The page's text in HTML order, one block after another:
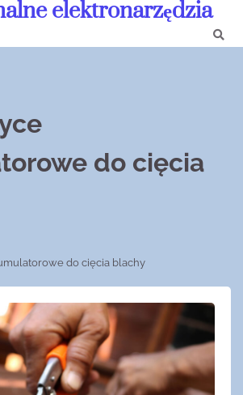
elektronarzędzia
do cięcia
do cięcia blachy